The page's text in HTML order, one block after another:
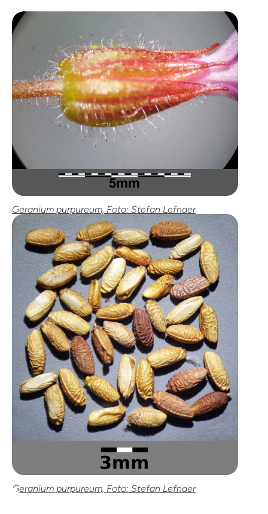
Geranium purpureum, Foto: Stefan Lefnaer
Geranium purpureum, Foto: Stefan Lefnaer